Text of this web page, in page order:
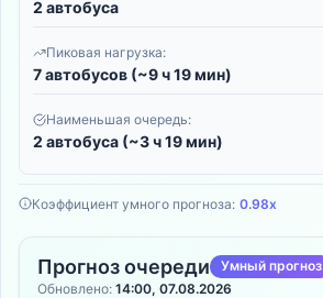
2 автобуса
Пиковая нагрузка:
7 автобусов (~9 ч 19 мин)
Наименьшая очередь:
2 автобуса (~3 ч 19 мин)
Коэффициент умного прогноза: 0.98x
Прогноз очереди
Умный прогноз
Обновлено: 14:00, 07.08.2026